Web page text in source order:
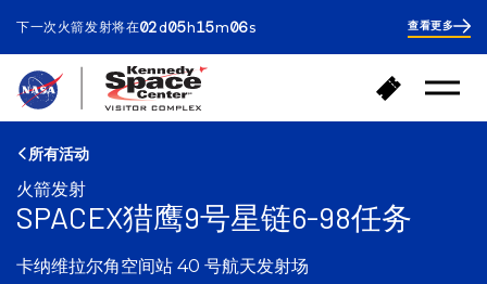
下一次火箭发射将在02d ays
05 hours
15minutes
06seconds
2
days5
hours 15
minutes
seconds
查看更多
首
打
所有活动
火箭发射
SPACEX猎鹰9号星链6-98任务
卡纳维拉尔角空间站 40 号航天发射场